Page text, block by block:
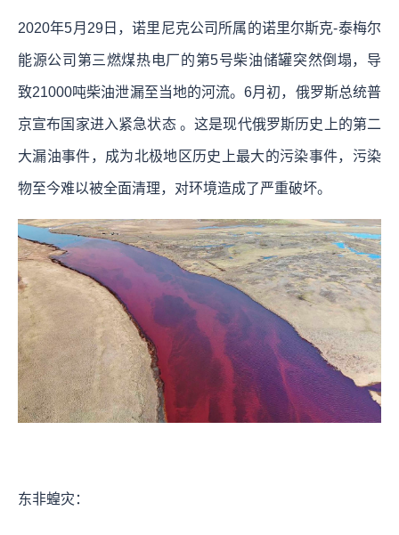
2020年5月29日，诺里尼克公司所属的诺里尔斯克-泰梅尔
能源公司第三燃煤热电厂的第5号柴油储罐突然倒塌，导
致21000吨柴油泄漏至当地的河流。6月初，俄罗斯总统普
京宣布国家进入紧急状态 。这是现代俄罗斯历史上的第二
大漏油事件，成为北极地区历史上最大的污染事件，污染
物至今难以被全面清理，对环境造成了严重破坏。
东非蝗灾：